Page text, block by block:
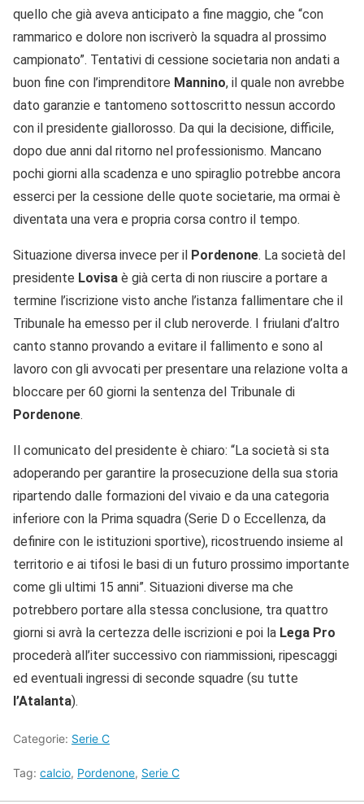
quello che già aveva anticipato a fine maggio, che “con
rammarico e dolore non iscriverò la squadra al prossimo
campionato”. Tentativi di cessione societaria non andati a
buon fine con l’imprenditore Mannino, il quale non avrebbe
dato garanzie e tantomeno sottoscritto nessun accordo
con il presidente giallorosso. Da qui la decisione, difficile,
dopo due anni dal ritorno nel professionismo. Mancano
pochi giorni alla scadenza e uno spiraglio potrebbe ancora
esserci per la cessione delle quote societarie, ma ormai è
diventata una vera e propria corsa contro il tempo.
Situazione diversa invece per il Pordenone. La società del
presidente Lovisa è già certa di non riuscire a portare a
termine l’iscrizione visto anche l’istanza fallimentare che il
Tribunale ha emesso per il club neroverde. I friulani d’altro
canto stanno provando a evitare il fallimento e sono al
lavoro con gli avvocati per presentare una relazione volta a
bloccare per 60 giorni la sentenza del Tribunale di
Pordenone.
Il comunicato del presidente è chiaro: “La società si sta
adoperando per garantire la prosecuzione della sua storia
ripartendo dalle formazioni del vivaio e da una categoria
inferiore con la Prima squadra (Serie D o Eccellenza, da
definire con le istituzioni sportive), ricostruendo insieme al
territorio e ai tifosi le basi di un futuro prossimo importante
come gli ultimi 15 anni”. Situazioni diverse ma che
potrebbero portare alla stessa conclusione, tra quattro
giorni si avrà la certezza delle iscrizioni e poi la Lega Pro
procederà all’iter successivo con riammissioni, ripescaggi
ed eventuali ingressi di seconde squadre (su tutte
l’Atalanta).
Categorie: Serie C
Tag: calcio, Pordenone, Serie C